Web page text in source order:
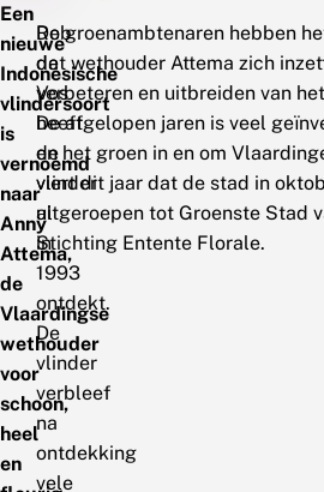
Een
nieuwe
Indonesische
vlindersoort
is
vernoemd
naar
Anny
Attema,
de
Vlaardingse
wethouder
voor
schoon,
heel
en
Rob
de
Vos
heeft
de
vlinder
al
in
1993
ontdekt.
De
vlinder
verbleef
na
ontdekking
vele
De groenambtenaren hebben
dat wethouder Attema zich
verbeteren en uitbreiden van
De afgelopen jaren is veel
en het groen in en om
viert dit jaar dat de stad in
uitgeroepen tot Groenste Stad
Stichting Entente Florale.